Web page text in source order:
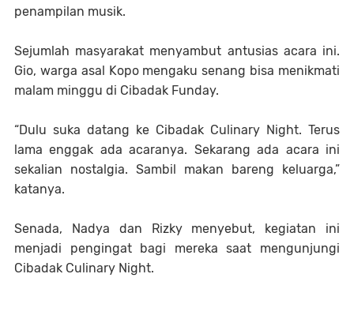
penampilan musik.
Sejumlah masyarakat menyambut antusias acara ini.
Gio, warga asal Kopo mengaku senang bisa menikmati
malam minggu di Cibadak Funday.
“Dulu suka datang ke Cibadak Culinary Night. Terus
lama enggak ada acaranya. Sekarang ada acara ini
sekalian nostalgia. Sambil makan bareng keluarga,”
katanya.
Senada, Nadya dan Rizky menyebut, kegiatan ini
menjadi pengingat bagi mereka saat mengunjungi
Cibadak Culinary Night.